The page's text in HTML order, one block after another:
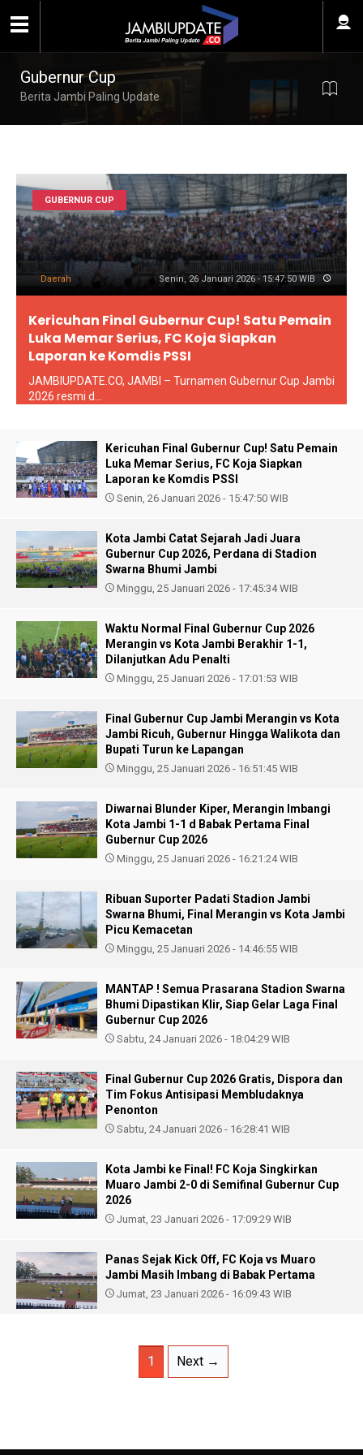
Gubernur Cup
Berita Jambi Paling Update
GUBERNUR CUP
Daerah Senin, 26 Januari 2026 - 15:47:50 WIB
Kericuhan Final Gubernur Cup! Satu Pemain
Luka Memar Serius, FC Koja Siapkan
Laporan ke Komdis PSSI
JAMBIUPDATE.CO, JAMBI – Turnamen Gubernur Cup Jambi
2026 resmi d...
Kericuhan Final Gubernur Cup! Satu Pemain
Luka Memar Serius, FC Koja Siapkan
Laporan ke Komdis PSSI
Senin, 26 Januari 2026 - 15:47:50 WIB
Kota Jambi Catat Sejarah Jadi Juara
Gubernur Cup 2026, Perdana di Stadion
Swarna Bhumi Jambi
Minggu, 25 Januari 2026 - 17:45:34 WIB
Waktu Normal Final Gubernur Cup 2026
Merangin vs Kota Jambi Berakhir 1-1,
Dilanjutkan Adu Penalti
Minggu, 25 Januari 2026 - 17:01:53 WIB
Final Gubernur Cup Jambi Merangin vs Kota
Jambi Ricuh, Gubernur Hingga Walikota dan
Bupati Turun ke Lapangan
Minggu, 25 Januari 2026 - 16:51:45 WIB
Diwarnai Blunder Kiper, Merangin Imbangi
Kota Jambi 1-1 d Babak Pertama Final
Gubernur Cup 2026
Minggu, 25 Januari 2026 - 16:21:24 WIB
Ribuan Suporter Padati Stadion Jambi
Swarna Bhumi, Final Merangin vs Kota Jambi
Picu Kemacetan
Minggu, 25 Januari 2026 - 14:46:55 WIB
MANTAP ! Semua Prasarana Stadion Swarna
Bhumi Dipastikan Klir, Siap Gelar Laga Final
Gubernur Cup 2026
Sabtu, 24 Januari 2026 - 18:04:29 WIB
Final Gubernur Cup 2026 Gratis, Dispora dan
Tim Fokus Antisipasi Membludaknya
Penonton
Sabtu, 24 Januari 2026 - 16:28:41 WIB
Kota Jambi ke Final! FC Koja Singkirkan
Muaro Jambi 2-0 di Semifinal Gubernur Cup
2026
Jumat, 23 Januari 2026 - 17:09:29 WIB
Panas Sejak Kick Off, FC Koja vs Muaro
Jambi Masih Imbang di Babak Pertama
Jumat, 23 Januari 2026 - 16:09:43 WIB
1 Next →